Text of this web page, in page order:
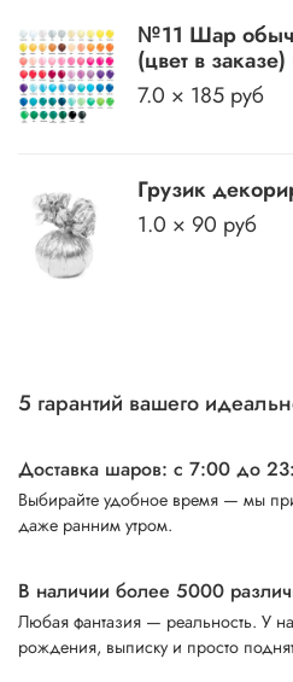
№11 Шар
(цвет в
7.0 × 185 руб
Грузик
1.0 × 90 руб
5 гарантий вашего
Доставка шаров: с 7:00 до
Выбирайте удобное время — мы
даже ранним утром.
В наличии более 5000
Любая фантазия — реальность. У
рождения, выписку и просто